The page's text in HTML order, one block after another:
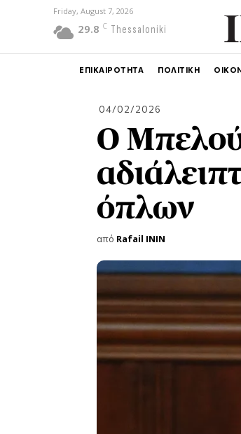
Friday, August 7, 2026
29.8 C Thessaloniki
ΕΠΙΚΑΙΡΟΤΗΤΑ ΠΟΛΙΤΙΚΗ
04/02/2026
Ο
όπλων
από Rafail ININ